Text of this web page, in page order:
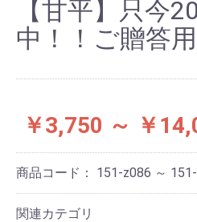
【甘平】只今
中！！ご贈答用
￥3,750 ～ ￥
商品コード： 151-z086 ～
関連カテゴリ